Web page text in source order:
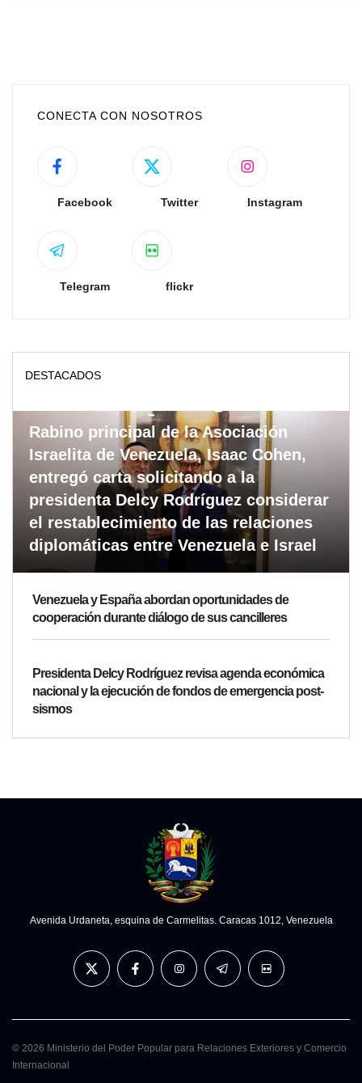
CONECTA CON NOSOTROS
Facebook Twitter Instagram
Telegram flickr
DESTACADOS
Rabino principal de la Asociación
Israelita de Venezuela, Isaac Cohen,
entregó carta solicitando a la
presidenta Delcy Rodríguez considerar
el restablecimiento de las relaciones
diplomáticas entre Venezuela e Israel
Venezuela y España abordan oportunidades de
cooperación durante diálogo de sus cancilleres
Presidenta Delcy Rodríguez revisa agenda económica
nacional y la ejecución de fondos de emergencia post-
sismos
Avenida Urdaneta, esquina de Carmelitas. Caracas 1012, Venezuela
© 2026 Ministerio del Poder Popular para Relaciones Exteriores y Comercio
Internacional